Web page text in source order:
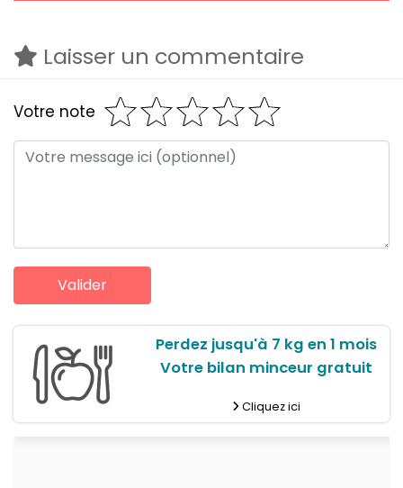
Laisser un commentaire
Votre note
Perdez jusqu'à 7 kg en 1 mois
Votre bilan minceur gratuit
Cliquez ici